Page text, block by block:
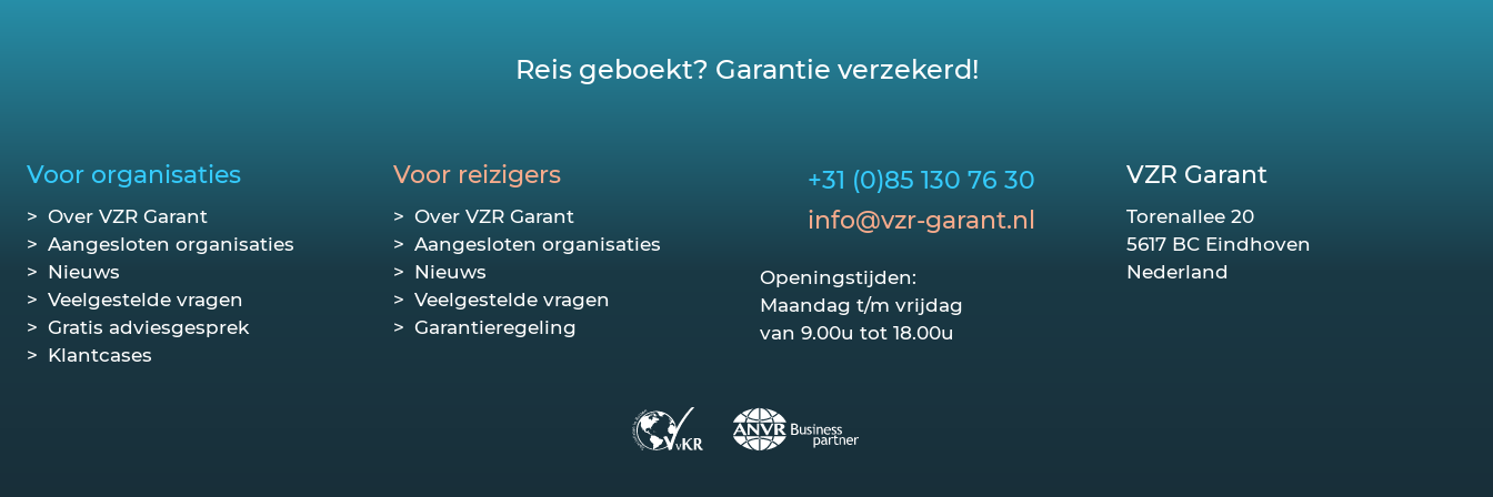
Reis geboekt? Garantie verzekerd!
Voor organisaties
Over VZR Garant
Aangesloten organisaties
Nieuws
Veelgestelde vragen
Gratis adviesgesprek
Klantcases
Voor reizigers
Over VZR Garant
Aangesloten organisaties
Nieuws
Veelgestelde vragen
Garantieregeling
+31 (0)85 130 76 30
info@vzr-garant.nl
Openingstijden:
Maandag t/m vrijdag
van 9.00u tot 18.00u
VZR Garant
Torenallee 20
5617 BC Eindhoven
Nederland